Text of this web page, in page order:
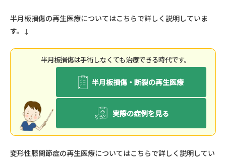
半月板損傷の再生医療についてはこちらで詳しく説明していま
す。 ↓
半⽉板損傷は⼿術しなくても治療できる時代です。
半月板損傷・断裂の再生医療
実際の症例を見る
変形性膝関節症の再生医療についてはこちらで詳しく説明してい